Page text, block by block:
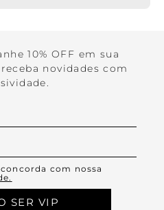
10% OFF em sua
novidades com
com nossa
SER VIP